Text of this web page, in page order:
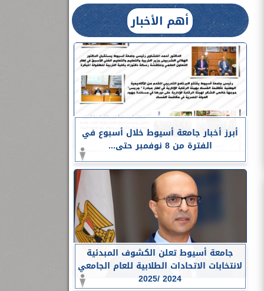
أهم الأخبار
أبرز أخبار جامعة أسيوط خلال أسبوع في
الفترة من 8 نوفمبر حتى...
جامعة أسيوط تعلن الكشوف المبدئية
لانتخابات الاتحادات الطلابية للعام الجامعي
2024 /2025